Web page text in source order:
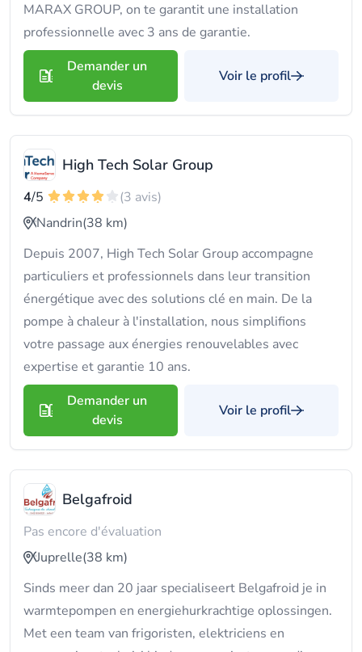
MARAX GROUP, on te garantit une installation
professionnelle avec 3 ans de garantie.
Demander un
devis
Voir le profil
High Tech Solar Group
4/5
(3 avis)
Nandrin(38 km)
Depuis 2007, High Tech Solar Group accompagne
particuliers et professionnels dans leur transition
énergétique avec des solutions clé en main. De la
pompe à chaleur à l'installation, nous simplifions
votre passage aux énergies renouvelables avec
expertise et garantie 10 ans.
Demander un
devis
Voir le profil
Belgafroid
Pas encore d'évaluation
Juprelle(38 km)
Sinds meer dan 20 jaar specialiseert Belgafroid je in
warmtepompen en energiehurkrachtige oplossingen.
Met een team van frigoristen, elektriciens en